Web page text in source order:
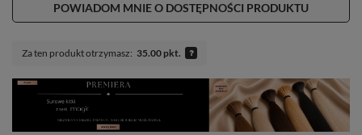
POWIADOM MNIE O DOSTĘPNOŚCI PRODUKTU
Za ten produkt otrzymasz: 35.00 pkt.